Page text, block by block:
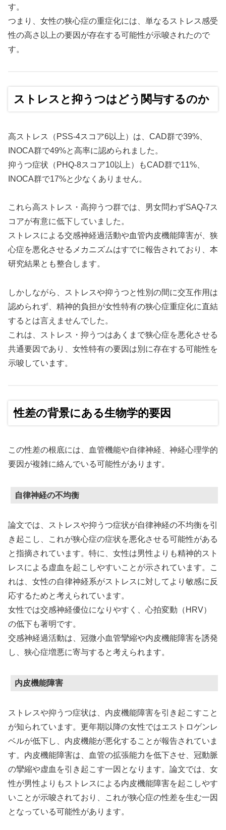
す。
つまり、女性の狭心症の重症化には、単なるストレス感受
性の高さ以上の要因が存在する可能性が示唆されたので
す。
ストレスと抑うつはどう関与するのか
高ストレス（PSS-4スコア6以上）は、CAD群で39%、
INOCA群で49%と高率に認められました。
抑うつ症状（PHQ-8スコア10以上）もCAD群で11%、
INOCA群で17%と少なくありません。
これら高ストレス・高抑うつ群では、男女問わずSAQ-7ス
コアが有意に低下していました。
ストレスによる交感神経過活動や血管内皮機能障害が、狭
心症を悪化させるメカニズムはすでに報告されており、本
研究結果とも整合します。
しかしながら、ストレスや抑うつと性別の間に交互作用は
認められず、精神的負担が女性特有の狭心症重症化に直結
するとは言えませんでした。
これは、ストレス・抑うつはあくまで狭心症を悪化させる
共通要因であり、女性特有の要因は別に存在する可能性を
示唆しています。
性差の背景にある生物学的要因
この性差の根底には、血管機能や自律神経、神経心理学的
要因が複雑に絡んでいる可能性があります。
自律神経の不均衡
論文では、ストレスや抑うつ症状が自律神経の不均衡を引
き起こし、これが狭心症の症状を悪化させる可能性がある
と指摘されています。特に、女性は男性よりも精神的スト
レスによる虚血を起こしやすいことが示されています。こ
れは、女性の自律神経系がストレスに対してより敏感に反
応するためと考えられています。
女性では交感神経優位になりやすく、心拍変動（HRV）
の低下も著明です。
交感神経過活動は、冠微小血管攣縮や内皮機能障害を誘発
し、狭心症増悪に寄与すると考えられます。
内皮機能障害
ストレスや抑うつ症状は、内皮機能障害を引き起こすこと
が知られています。更年期以降の女性ではエストロゲンレ
ベルが低下し、内皮機能が悪化することが報告されていま
す。内皮機能障害は、血管の拡張能力を低下させ、冠動脈
の攣縮や虚血を引き起こす一因となります。論文では、女
性が男性よりもストレスによる内皮機能障害を起こしやす
いことが示唆されており、これが狭心症の性差を生む一因
となっている可能性があります。